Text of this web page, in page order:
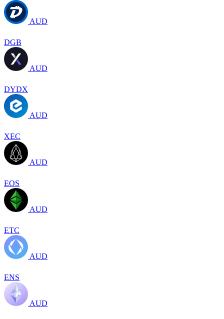
AUD
DGB
AUD
DYDX
AUD
XEC
AUD
EOS
AUD
ETC
AUD
ENS
AUD